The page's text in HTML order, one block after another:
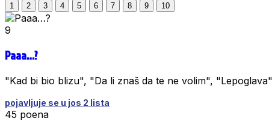
1 2 3 4 5 6 7 8 9 10
9
Paaa…?
"Kad bi bio blizu", "Da li znaš da te ne volim",
pojavljuje se u jos 2 lista
45 poena